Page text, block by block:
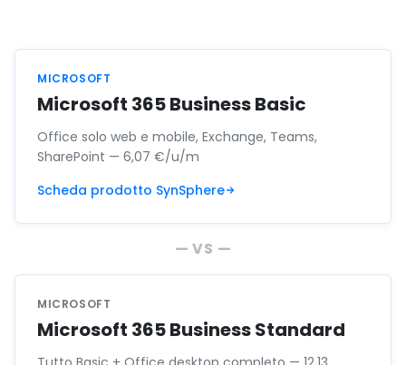
MICROSOFT
Microsoft 365 Business Basic
Office solo web e mobile, Exchange, Teams,
SharePoint — 6,07 €/u/m
Scheda prodotto SynSphere
— VS —
MICROSOFT
Microsoft 365 Business Standard